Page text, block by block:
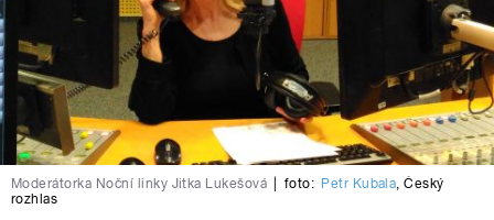
Moderátorka Noční linky Jitka Lukešová foto: Petr Kubala,Český
rozhlas